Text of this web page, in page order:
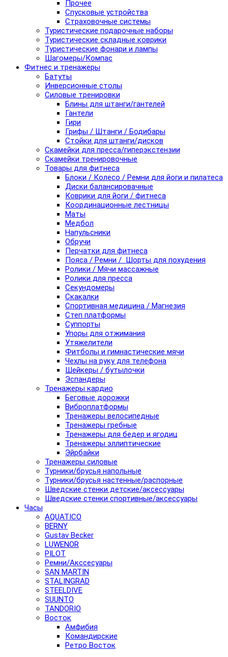
Прочее
Спусковые устройства
Страховочные системы
Туристические подарочные наборы
Туристические складные коврики
Туристические фонари и лампы
Шагомеры/Компас
Фитнес и тренажеры
Батуты
Инверсионные столы
Силовые тренировки
Блины для штанги/гантелей
Гантели
Гири
Грифы / Штанги / Бодибары
Стойки для штанги/дисков
Скамейки для пресса/гиперэкстензии
Скамейки тренировочные
Товары для фитнеса
Блоки / Колесо / Ремни для йоги и пилатеса
Диски балансировачные
Коврики для йоги / фитнеса
Координационные лестницы
Маты
Медбол
Напульсники
Обручи
Перчатки для фитнеса
Пояса / Ремни / Шорты для похудения
Ролики / Мячи массажные
Ролики для пресса
Секундомеры
Скакалки
Спортивная медицина / Магнезия
Степ платформы
Суппорты
Упоры для отжимания
Утяжелители
Фитболы и гимнастические мячи
Чехлы на руку для телефона
Шейкеры / бутылочки
Эспандеры
Тренажеры кардио
Беговые дорожки
Виброплатформы
Тренажеры велосипедные
Тренажеры гребные
Тренажеры для бедер и ягодиц
Тренажеры эллиптические
Эйрбайки
Тренажеры силовые
Турники/брусья напольные
Турники/брусья настенные/распорные
Шведские стенки детские/аксессуары
Шведские стенки спортивные/аксессуары
Часы
AQUATICO
BERNY
Gustav Becker
LUWENOR
PILOT
Pемни/Акссесуары
SAN MARTIN
STALINGRAD
STEELDIVE
SUUNTO
TANDORIO
Восток
Амфибия
Командирские
Ретро Восток